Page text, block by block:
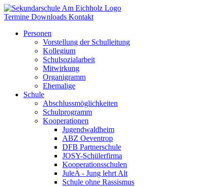
Termine Downloads Kontakt
Personen
Vorstellung der Schulleitung
Kollegium
Schulsozialarbeit
Mitwirkung
Organigramm
Ehemalige
Schule
Abschlussmöglichkeiten
Schulprogramm
Kooperationen
Jugendwaldheim
ABZ Oeventrop
DFB Partnerschule
JOSY-Schülerfirma
Kooperationsschulen
JuleA - Jung lehrt Alt
Schule ohne Rassismus